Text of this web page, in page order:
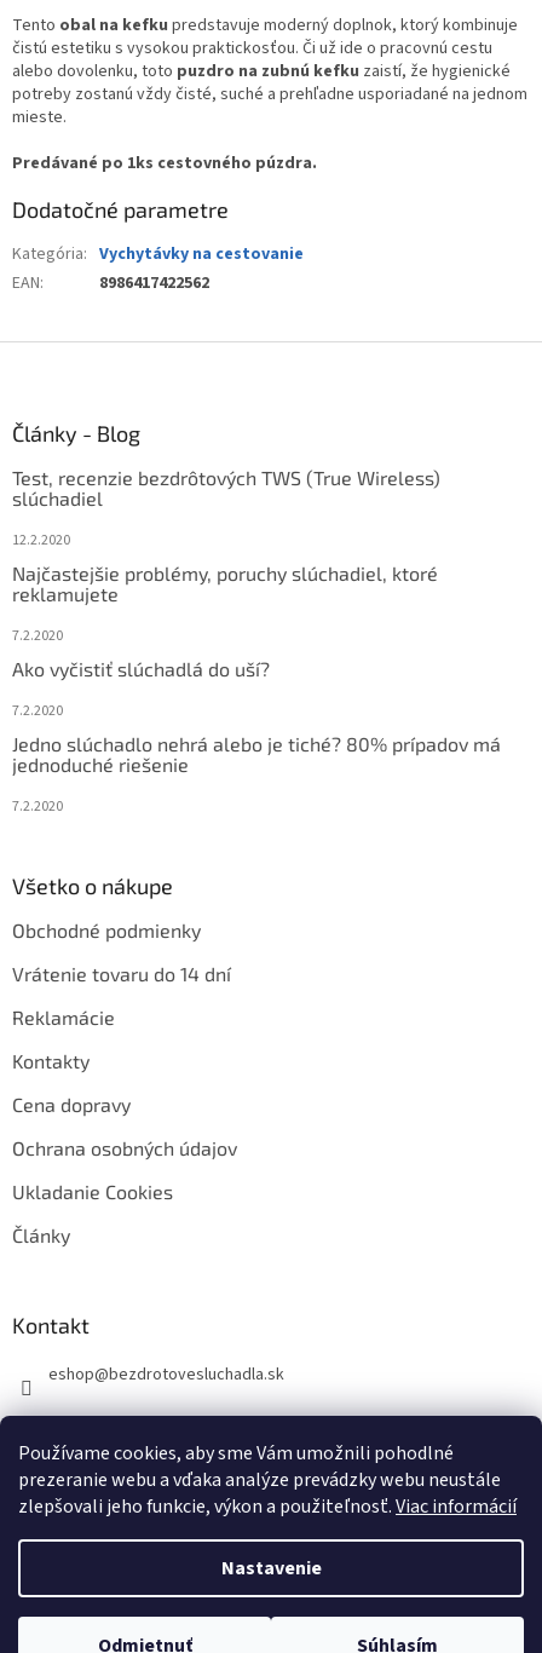
Používame cookies, aby sme Vám umožnili pohodlné
prezeranie webu a vďaka analýze prevádzky webu neustále
zlepšovali jeho funkcie, výkon a použiteľnosť.Viac informácií
Nastavenie
Odmietnuť Súhlasím
Tento obal na kefku predstavuje moderný doplnok, ktorý kombinuje
čistú estetiku s vysokou praktickosťou. Či už ide o pracovnú cestu
alebo dovolenku, toto puzdro na zubnú kefku zaistí, že hygienické
potreby zostanú vždy čisté, suché a prehľadne usporiadané na jednom
mieste.
Predávané po 1ks cestovného púzdra.
Dodatočné parametre
Kategória: Vychytávky na cestovanie
EAN: 8986417422562
Články - Blog
Test, recenzie bezdrôtových TWS (True Wireless)
slúchadiel
12.2.2020
Najčastejšie problémy, poruchy slúchadiel, ktoré
reklamujete
7.2.2020
Ako vyčistiť slúchadlá do uší?
7.2.2020
Jedno slúchadlo nehrá alebo je tiché? 80% prípadov má
jednoduché riešenie
7.2.2020
Všetko o nákupe
Obchodné podmienky
Vrátenie tovaru do 14 dní
Reklamácie
Kontakty
Cena dopravy
Ochrana osobných údajov
Ukladanie Cookies
Články
Kontakt
eshop@bezdrotovesluchadla.sk
Copyright 2026BezdrotoveSluchadla.sk. Všetky práva vyhradené.
Upraviť nastavenie cookies